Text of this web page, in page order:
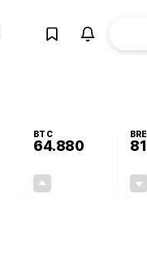
BTC
64.880